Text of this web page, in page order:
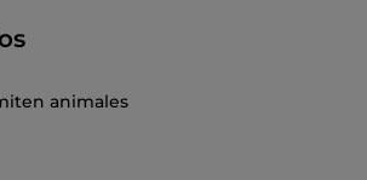
animales